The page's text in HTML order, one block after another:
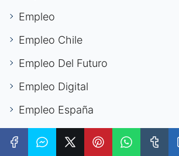
Empleo
Empleo Chile
Empleo Del Futuro
Empleo Digital
Empleo España